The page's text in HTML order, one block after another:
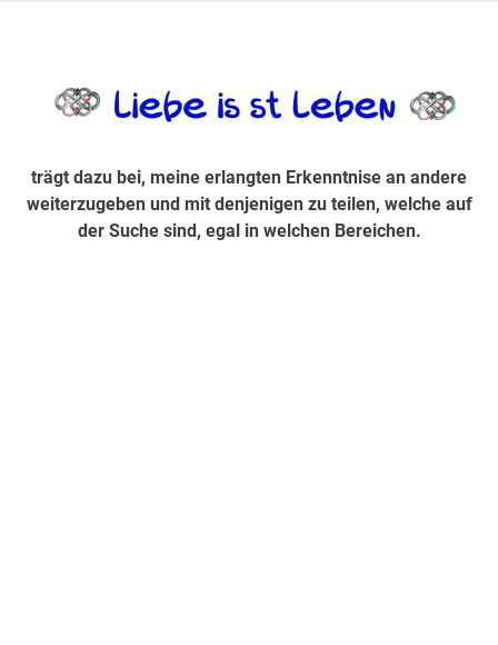
Suche sind, egal in welchen Bereichen.
trägt dazu bei, meine erlangten Erkenntnise an andere
weiterzugeben und mit denjenigen zu teilen, welche auf
der Suche sind, egal in welchen Bereichen.